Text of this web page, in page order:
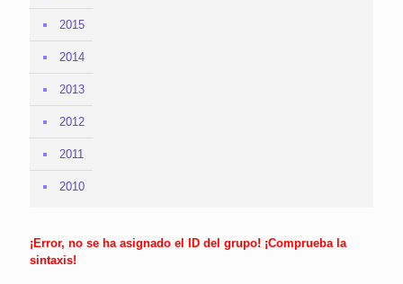
2015
2014
2013
2012
2011
2010
¡Error, no se ha asignado el ID del grupo! ¡Comprueba la
sintaxis!